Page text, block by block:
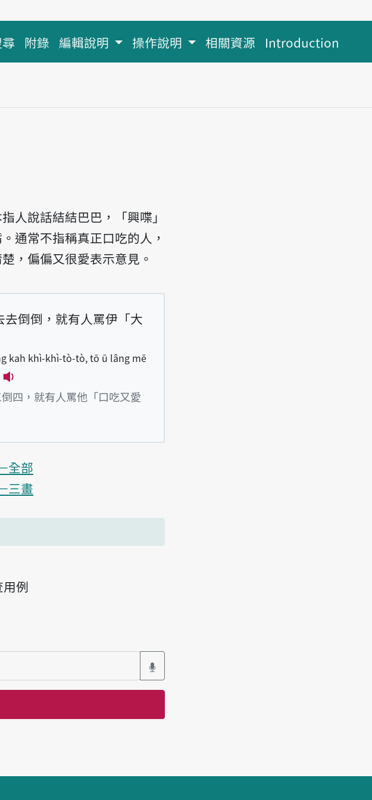
附錄 編輯說明 操作說明 相關資源 Introduction
人說話結結巴巴，「興喋」
通常不指稱真正口吃的人，
，偏偏又很愛表示意見。
倒倒，就有人罵伊「大
kah khì-khì-tò-tò, tō ū lâng mē
播放例句Tsit ê lâng kāu-uē, koh kóng kah khì-khì-tò-tò, tō ū
四，就有人罵他「口吃又愛
全部
三畫
例